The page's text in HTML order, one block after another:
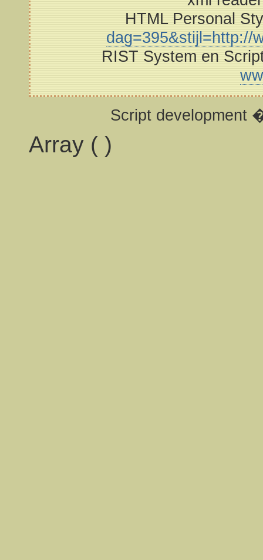
HTML Personal
dag=395&stijl=http://
RIST System en
Script development
Array ( )